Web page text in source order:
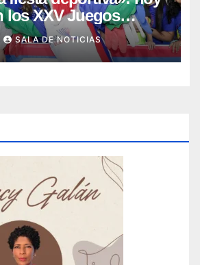
los XXV Juegos
y del Caribe
SALA DE NOTICIAS